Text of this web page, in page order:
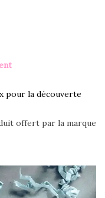
pour la découverte
offert par la marque